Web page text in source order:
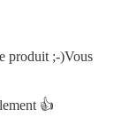
produit ;-)Vous
👍